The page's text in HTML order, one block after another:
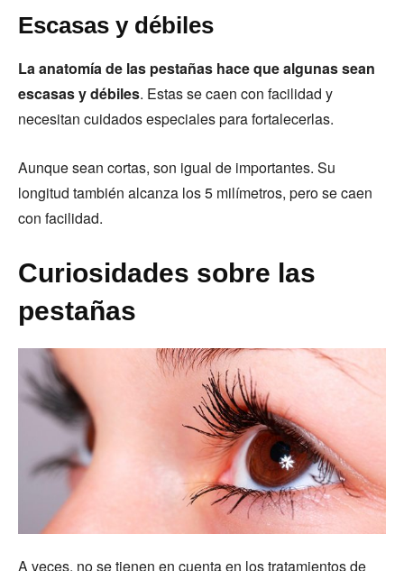
Escasas y débiles
La anatomía de las pestañas hace que algunas sean
escasas y débiles. Estas se caen con facilidad y
necesitan cuidados especiales para fortalecerlas.
Aunque sean cortas, son igual de importantes. Su
longitud también alcanza los 5 milímetros, pero se caen
con facilidad.
Curiosidades sobre las
pestañas
A veces, no se tienen en cuenta en los tratamientos de